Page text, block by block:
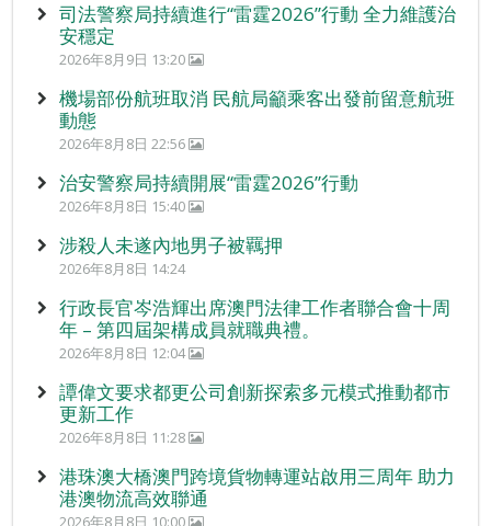
司法警察局持續進行“雷霆2026”行動 全力維護治
安穩定
2026年8月9日 13:20
機場部份航班取消 民航局籲乘客出發前留意航班
動態
2026年8月8日 22:56
治安警察局持續開展“雷霆2026”行動
2026年8月8日 15:40
涉殺人未遂內地男子被羈押
2026年8月8日 14:24
行政長官岑浩輝出席澳門法律工作者聯合會十周
年 – 第四屆架構成員就職典禮。
2026年8月8日 12:04
譚偉文要求都更公司創新探索多元模式推動都市
更新工作
2026年8月8日 11:28
港珠澳大橋澳門跨境貨物轉運站啟用三周年 助力
港澳物流高效聯通
2026年8月8日 10:00